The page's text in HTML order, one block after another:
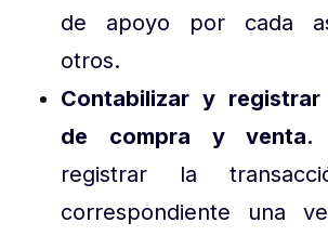
de apoyo por cada
otros.
Contabilizar y
de compra y venta.
registrar la
correspondiente una